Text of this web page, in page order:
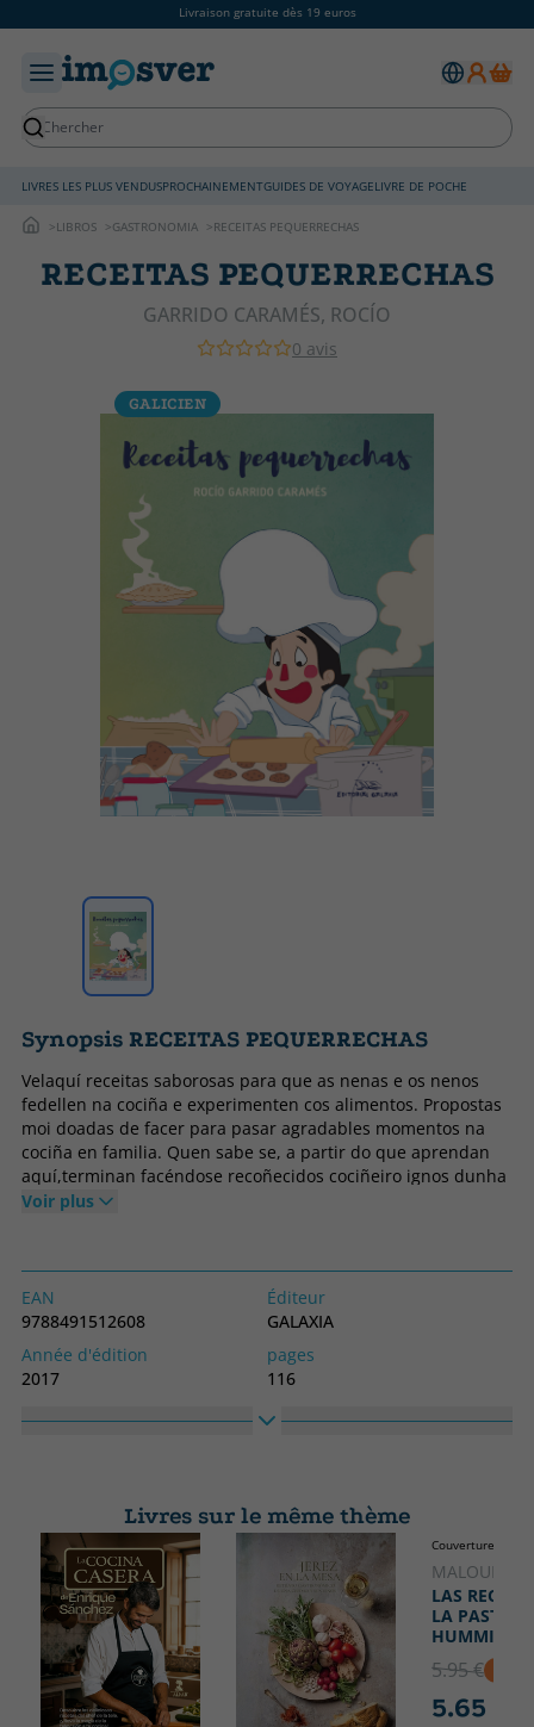
Livraison gratuite dès 19 euros
LIVRES LES PLUS VENDUSPROCHAINEMENTGUIDES DE VOYAGELIVRE DE POCHE
LIBROS GASTRONOMIA RECEITAS PEQUERRECHAS
RECEITAS PEQUERRECHAS
GARRIDO CARAMÉS, ROCÍO
0 avis
GALICIEN
Synopsis RECEITAS PEQUERRECHAS
Velaquí receitas saborosas para que as nenas e os nenos
fedellen na cociña e experimenten cos alimentos. Propostas
moi doadas de facer para pasar agradables momentos na
cociña en familia. Quen sabe se, a partir do que aprendan
aquí,terminan facéndose recoñecidos cociñeiro ignos dunha
estrela (ou dúas!) Michelin. Pero aínda que iso non pase, o
de pratos que Rocío, a cociñeira máis divertida de
Galicia,nos propón dentro deste gorentoso menú!
Voir plus
EAN
9788491512608
Éditeur
GALAXIA
Année d'édition
2017
pages
116
langage
235
Largeur
Livres sur le même thème
Couverture rigide
MALOUF,
LAS
LA
5.95 €
5.65 €